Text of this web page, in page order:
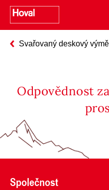
Svařovaný deskový
Odpovědnost
Společnost